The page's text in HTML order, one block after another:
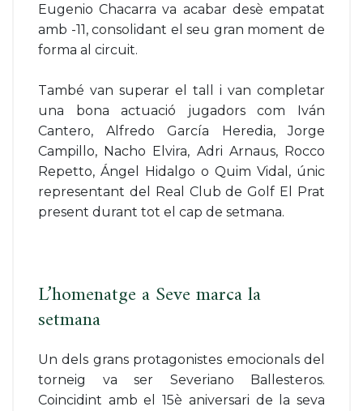
Eugenio Chacarra va acabar desè empatat
amb -11, consolidant el seu gran moment de
forma al circuit.
També van superar el tall i van completar
una bona actuació jugadors com Iván
Cantero, Alfredo García Heredia, Jorge
Campillo, Nacho Elvira, Adri Arnaus, Rocco
Repetto, Ángel Hidalgo o Quim Vidal, únic
representant del Real Club de Golf El Prat
present durant tot el cap de setmana.
L’homenatge a Seve marca la
setmana
Un dels grans protagonistes emocionals del
torneig va ser Severiano Ballesteros.
Coincidint amb el 15è aniversari de la seva